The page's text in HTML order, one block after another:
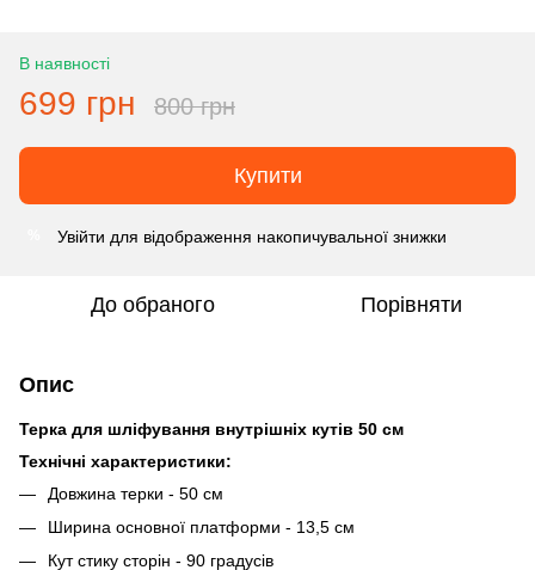
В наявності
699 грн 800 грн
Купити
Увійти для відображення накопичувальної знижки
До обраного Порівняти
Опис
Терка для шліфування внутрішніх кутів 50 см
Технічні характеристики:
Довжина терки - 50 см
Ширина основної платформи - 13,5 см
Кут стику сторін - 90 градусів